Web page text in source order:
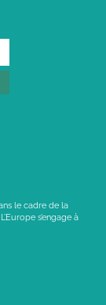
le cadre de la
s’engage à